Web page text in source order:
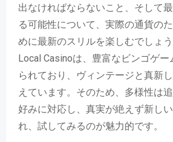
出なければならないこと、そして
る可能性について、実際の通貨の
めに最新のスリルを楽しむでしょ
Local Casinoは、豊富なビンゴゲ
られており、ヴィンテージと真新
えています。そのため、多様性は
好みに対応し、真実が絶えず新し
れ、試してみるのが魅力的です。